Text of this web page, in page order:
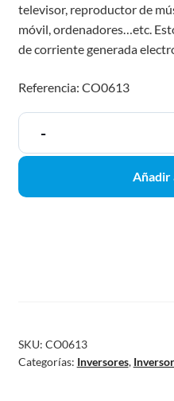
televisor, reproductor de
móvil, ordenadores…etc.
de corriente generada
Referencia: CO0613
-
Añadir
SKU: CO0613
Categorías: Inversores,